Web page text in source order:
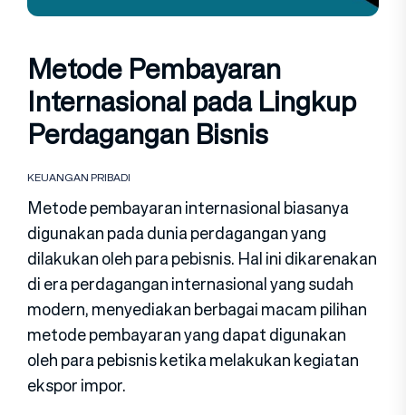
Metode Pembayaran
Internasional pada Lingkup
Perdagangan Bisnis
KEUANGAN PRIBADI
Metode pembayaran internasional biasanya
digunakan pada dunia perdagangan yang
dilakukan oleh para pebisnis. Hal ini dikarenakan
di era perdagangan internasional yang sudah
modern, menyediakan berbagai macam pilihan
metode pembayaran yang dapat digunakan
oleh para pebisnis ketika melakukan kegiatan
ekspor impor.